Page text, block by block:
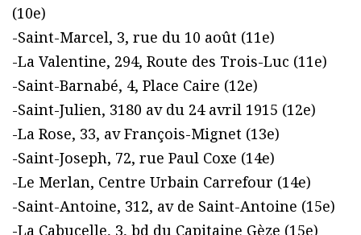
(10e)
-Saint-Marcel, 3, rue du 10 août (11e)
-La Valentine, 294, Route des Trois-Luc (11e)
-Saint-Barnabé, 4, Place Caire (12e)
-Saint-Julien, 3180 av du 24 avril 1915 (12e)
-La Rose, 33, av François-Mignet (13e)
-Saint-Joseph, 72, rue Paul Coxe (14e)
-Le Merlan, Centre Urbain Carrefour (14e)
-Saint-Antoine, 312, av de Saint-Antoine (15e)
-La Cabucelle, 3, bd du Capitaine Gèze (15e)